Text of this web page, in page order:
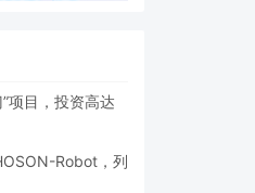
项目，投资高达
Robot，列